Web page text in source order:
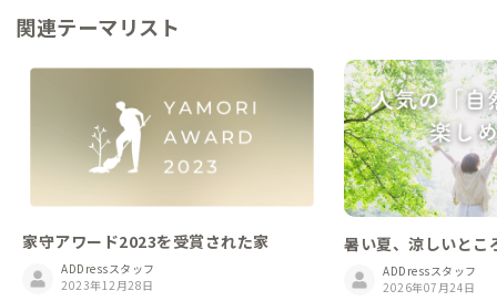
関連テーマリスト
家守アワード2023を受賞された家
ADDressスタッフ
2023年12月28日
暑い夏、涼しいとこ
ケーション」しませ
ADDressスタッフ
2026年07月24日